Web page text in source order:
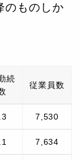
のものしか
続
従業員数
7,530
7,634